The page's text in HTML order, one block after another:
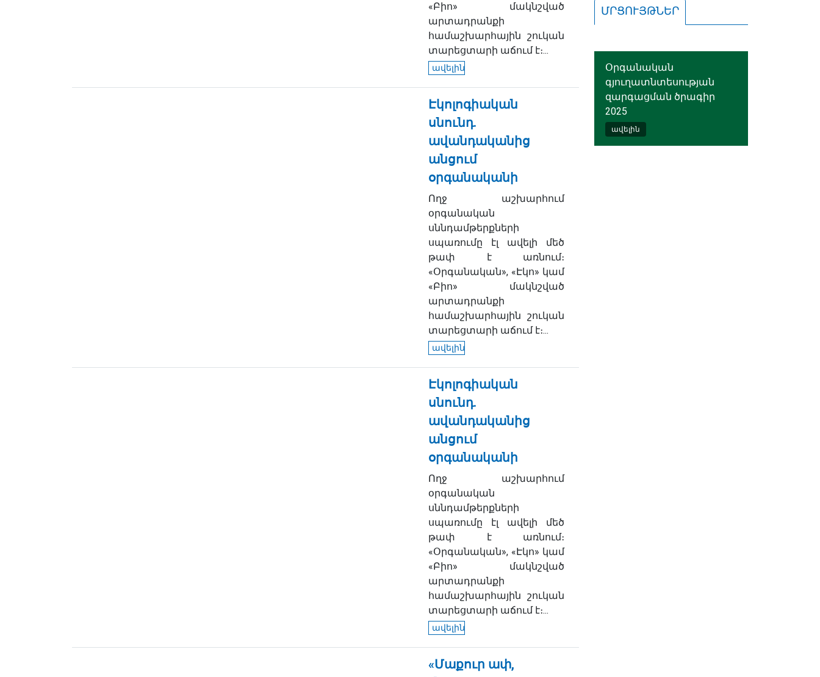
«Բիո» մակնշված
արտադրանքի
համաշխարհային շուկան
տարեցտարի աճում է։...
ավելին
Էկոլոգիական
սնունդ.
ավանդականից
անցում
օրգանականի
Ողջ աշխարհում
օրգանական
սննդամթերքների
սպառումը էլ ավելի մեծ
թափ է առնում։
«Օրգանական», «Էկո» կամ
«Բիո» մակնշված
արտադրանքի
համաշխարհային շուկան
տարեցտարի աճում է։...
ավելին
Էկոլոգիական
սնունդ.
ավանդականից
անցում
օրգանականի
Ողջ աշխարհում
օրգանական
սննդամթերքների
սպառումը էլ ավելի մեծ
թափ է առնում։
«Օրգանական», «Էկո» կամ
«Բիո» մակնշված
արտադրանքի
համաշխարհային շուկան
տարեցտարի աճում է։...
ավելին
«Մաքուր ափ,
ՄՐՑՈՒՅԹՆԵՐ
Օրգանական
գյուղատնտեսության
զարգացման ծրագիր
2025
ավելին